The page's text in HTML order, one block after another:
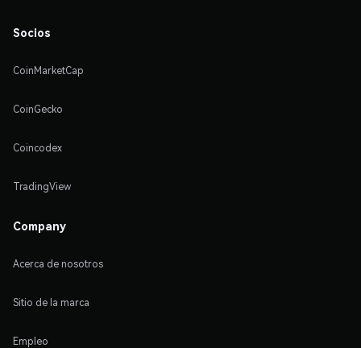
Socios
CoinMarketCap
CoinGecko
Coincodex
TradingView
Company
Acerca de nosotros
Sitio de la marca
Empleo